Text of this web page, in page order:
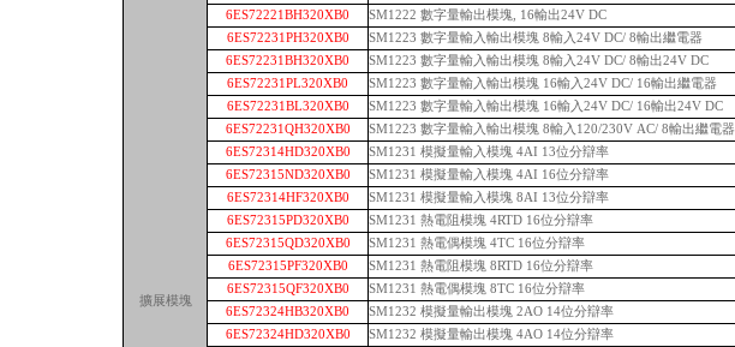
擴展模塊
6ES72221BH320XB0
SM1222 數字量輸出模塊, 16輸出24V DC
6ES72231PH320XB0
SM1223 數字量輸入輸出模塊 8輸入24V DC/ 8輸出繼電器
6ES72231BH320XB0
SM1223 數字量輸入輸出模塊 8輸入24V DC/ 8輸出24V DC
6ES72231PL320XB0
SM1223 數字量輸入輸出模塊 16輸入24V DC/ 16輸出繼電器
6ES72231BL320XB0
SM1223 數字量輸入輸出模塊 16輸入24V DC/ 16輸出24V DC
6ES72231QH320XB0
SM1223 數字量輸入輸出模塊 8輸入120/230V AC/ 8輸出繼電器
6ES72314HD320XB0
SM1231 模擬量輸入模塊 4AI 13位分辯率
6ES72315ND320XB0
SM1231 模擬量輸入模塊 4AI 16位分辯率
6ES72314HF320XB0
SM1231 模擬量輸入模塊 8AI 13位分辯率
6ES72315PD320XB0
SM1231 熱電阻模塊 4RTD 16位分辯率
6ES72315QD320XB0
SM1231 熱電偶模塊 4TC 16位分辯率
6ES72315PF320XB0
SM1231 熱電阻模塊 8RTD 16位分辯率
6ES72315QF320XB0
SM1231 熱電偶模塊 8TC 16位分辯率
6ES72324HB320XB0
SM1232 模擬量輸出模塊 2AO 14位分辯率
6ES72324HD320XB0
SM1232 模擬量輸出模塊 4AO 14位分辯率